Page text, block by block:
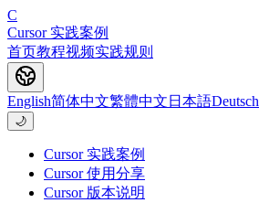
C
Cursor 实践案例
首页教程视频实践规则
English简体中文繁體中文 日本語Deutsch
🌙
Cursor 实践案例
Cursor 使用分享
Cursor 版本说明